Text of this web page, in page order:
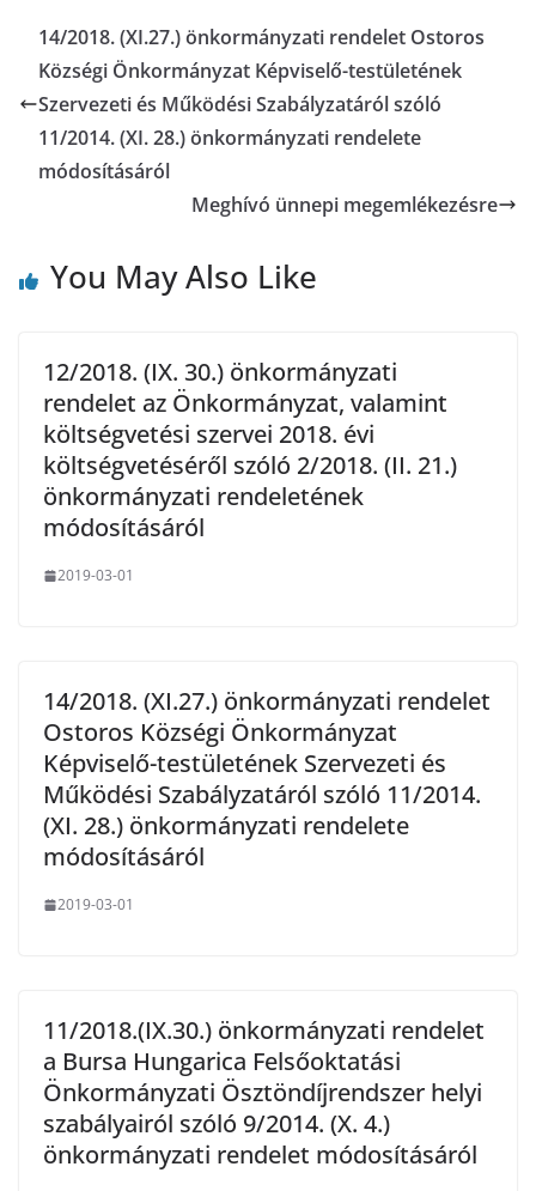
14/2018. (XI.27.) önkormányzati rendelet Ostoros
Községi Önkormányzat Képviselő-testületének
Szervezeti és Működési Szabályzatáról szóló
11/2014. (XI. 28.) önkormányzati rendelete
módosításáról
Meghívó ünnepi megemlékezésre
You May Also Like
12/2018. (IX. 30.) önkormányzati
rendelet az Önkormányzat, valamint
költségvetési szervei 2018. évi
költségvetéséről szóló 2/2018. (II. 21.)
önkormányzati rendeletének
módosításáról
2019-03-01
14/2018. (XI.27.) önkormányzati rendelet
Ostoros Községi Önkormányzat
Képviselő-testületének Szervezeti és
Működési Szabályzatáról szóló 11/2014.
(XI. 28.) önkormányzati rendelete
módosításáról
2019-03-01
11/2018.(IX.30.) önkormányzati rendelet
a Bursa Hungarica Felsőoktatási
Önkormányzati Ösztöndíjrendszer helyi
szabályairól szóló 9/2014. (X. 4.)
önkormányzati rendelet módosításáról